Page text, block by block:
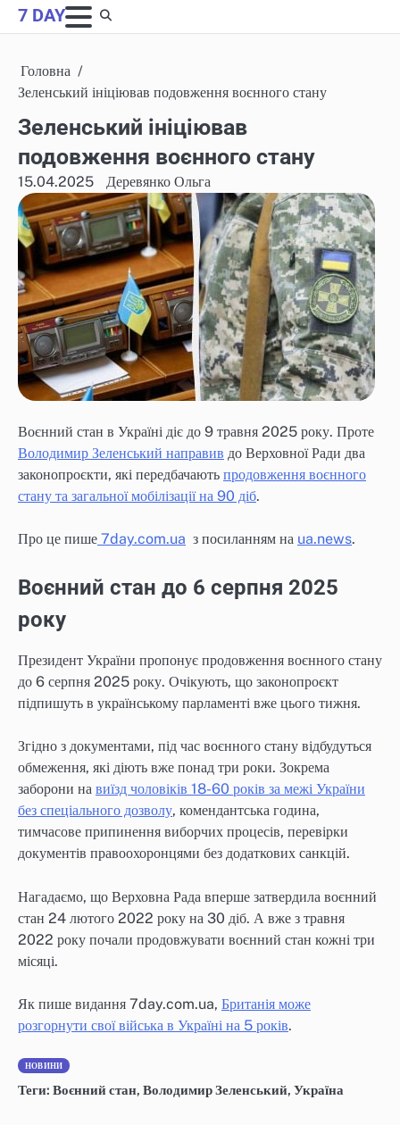
Skip
to
7 DAY
Головна
Зеленський ініціював подовження воєнного стану
Зеленський ініціював
подовження воєнного стану
15.04.2025 Деревянко Ольга
Воєнний стан в Україні діє до 9 травня 2025 року. Проте
Володимир Зеленський направив до Верховної Ради два
законопроєкти, які передбачають продовження воєнного
стану та загальної мобілізації на 90 діб.
Про це пише 7day.com.ua з посиланням на ua.news.
Воєнний стан до 6 серпня 2025
року
Президент України пропонує продовження воєнного стану
до 6 серпня 2025 року. Очікують, що законопроєкт
підпишуть в українському парламенті вже цього тижня.
Згідно з документами, під час воєнного стану відбудуться
обмеження, які діють вже понад три роки. Зокрема
заборони на виїзд чоловіків 18-60 років за межі України
без спеціального дозволу, комендантська година,
тимчасове припинення виборчих процесів, перевірки
документів правоохоронцями без додаткових санкцій.
Нагадаємо, що Верховна Рада вперше затвердила воєнний
стан 24 лютого 2022 року на 30 діб. А вже з травня
2022 року почали продовжувати воєнний стан кожні три
місяці.
Як пише видання 7day.com.ua, Британія може
розгорнути свої війська в Україні на 5 років.
НОВИНИ
Теги: Воєнний стан, Володимир Зеленський, Україна